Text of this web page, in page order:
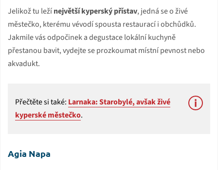
Jelikož tu ležínejvětší kyperský přístav, jedná se o živé
městečko, kterému vévodí spousta restaurací i obchůdků.
Jakmile vás odpočinek a degustace lokální kuchyně
přestanou bavit, vydejte se prozkoumat místní pevnost nebo
akvadukt.
Přečtěte si také: Larnaka: Starobylé, avšak živé
kyperské městečko.
Agia Napa